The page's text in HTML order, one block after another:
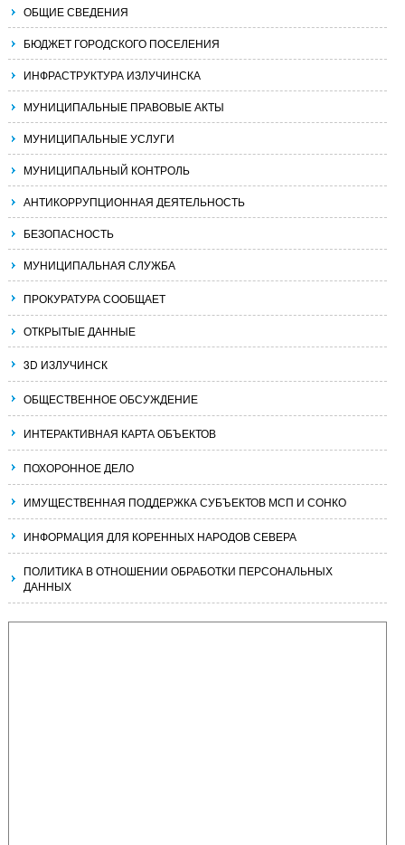
ОБЩИЕ СВЕДЕНИЯ
БЮДЖЕТ ГОРОДСКОГО ПОСЕЛЕНИЯ
ИНФРАСТРУКТУРА ИЗЛУЧИНСКА
МУНИЦИПАЛЬНЫЕ ПРАВОВЫЕ АКТЫ
МУНИЦИПАЛЬНЫЕ УСЛУГИ
МУНИЦИПАЛЬНЫЙ КОНТРОЛЬ
АНТИКОРРУПЦИОННАЯ ДЕЯТЕЛЬНОСТЬ
БЕЗОПАСНОСТЬ
МУНИЦИПАЛЬНАЯ СЛУЖБА
ПРОКУРАТУРА СООБЩАЕТ
ОТКРЫТЫЕ ДАННЫЕ
3D ИЗЛУЧИНСК
ОБЩЕСТВЕННОЕ ОБСУЖДЕНИЕ
ИНТЕРАКТИВНАЯ КАРТА ОБЪЕКТОВ
ПОХОРОННОЕ ДЕЛО
ИМУЩЕСТВЕННАЯ ПОДДЕРЖКА СУБЪЕКТОВ МСП И СОНКО
ИНФОРМАЦИЯ ДЛЯ КОРЕННЫХ НАРОДОВ СЕВЕРА
ПОЛИТИКА В ОТНОШЕНИИ ОБРАБОТКИ ПЕРСОНАЛЬНЫХ
ДАННЫХ